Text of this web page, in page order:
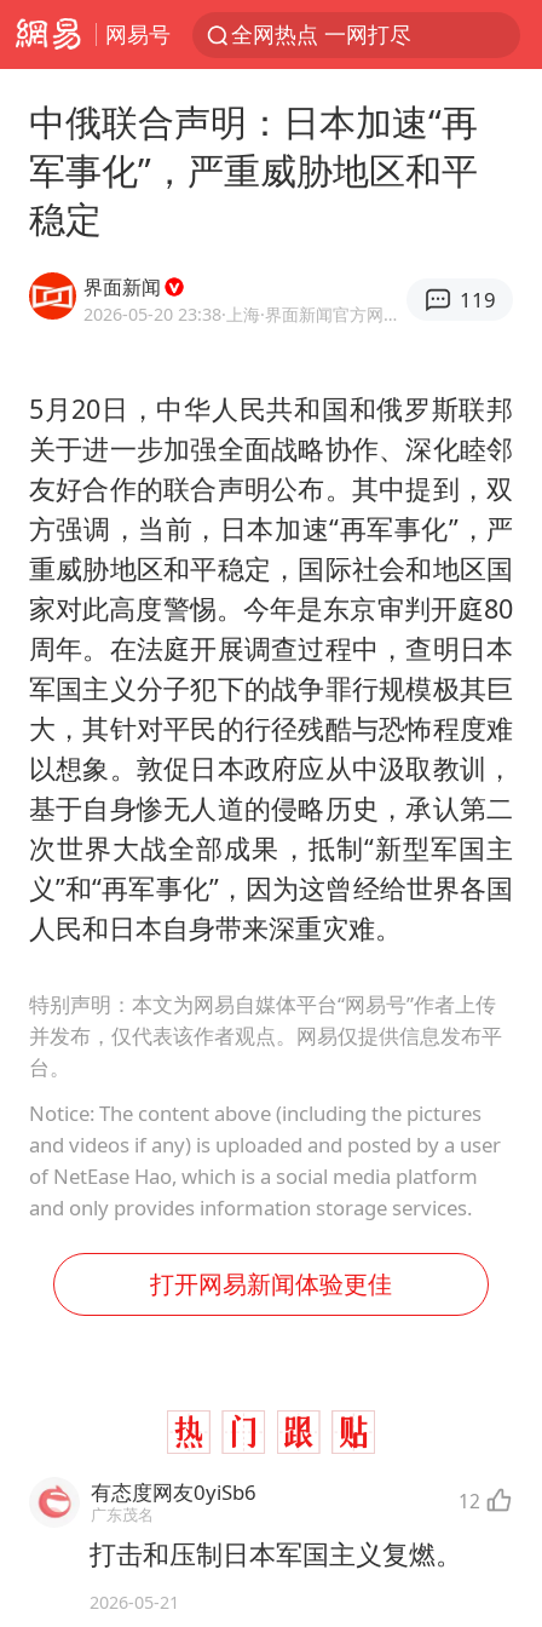
网易号 全网热点 一网打尽
中俄联合声明：日本加速“再
军事化”，严重威胁地区和平
稳定
界面新闻
2026-05-20 23:38·上海 ·界面新闻官方网易号
119
5月20日，中华人民共和国和俄罗斯联邦
关于进一步加强全面战略协作、深化睦邻
友好合作的联合声明公布。其中提到，双
方强调，当前，日本加速“再军事化”，严
重威胁地区和平稳定，国际社会和地区国
家对此高度警惕。今年是东京审判开庭80
周年。在法庭开展调查过程中，查明日本
军国主义分子犯下的战争罪行规模极其巨
大，其针对平民的行径残酷与恐怖程度难
以想象。敦促日本政府应从中汲取教训，
基于自身惨无人道的侵略历史，承认第二
次世界大战全部成果，抵制“新型军国主
义”和“再军事化”，因为这曾经给世界各国
人民和日本自身带来深重灾难。
特别声明：本文为网易自媒体平台“网易号”作者上传
并发布，仅代表该作者观点。网易仅提供信息发布平
台。
Notice: The content above (including the pictures
and videos if any) is uploaded and posted by a user
of NetEase Hao, which is a social media platform
and only provides information storage services.
打开网易新闻体验更佳
有态度网友0yiSb6
广东茂名 12
打击和压制日本军国主义复燃。
2026-05-21